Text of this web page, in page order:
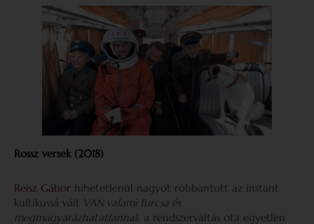
Rossz versek (2018)
Reisz Gábor hihetetlenül nagyot robbantott az instant
kultikussá vált VAN valami furcsa és
megmagyarázhatatlannal: a rendszerváltás óta egyetlen